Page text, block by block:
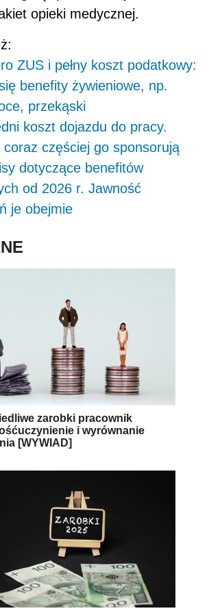
opieki medycznej.
ZUS i pełny koszt podatkowy:
benefity żywieniowe, np.
przekąski
koszt dojazdu do pracy.
coraz częściej go sponsorują
dotyczące benefitów
od 2026 r. Jawność
je obejmie
zarobki pracownik
i wyrównanie
[WYWIAD]